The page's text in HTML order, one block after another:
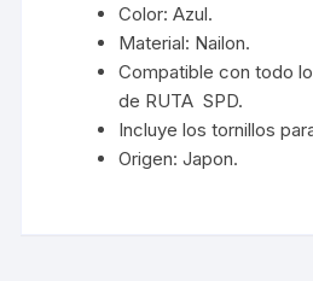
Color: Azul.
Material: Nailon.
Compatible con todo
de RUTA SPD.
Incluye los tornillos
Origen: Japon.